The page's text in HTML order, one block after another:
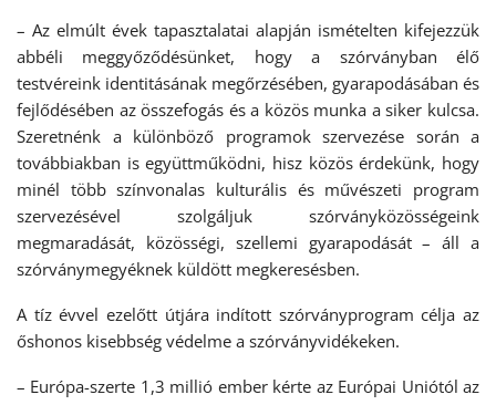
– Az elmúlt évek tapasztalatai alapján ismételten kifejezzük
abbéli meggyőződésünket, hogy a szórványban élő
testvéreink identitásának megőrzésében, gyarapodásában és
fejlődésében az összefogás és a közös munka a siker kulcsa.
Szeretnénk a különböző programok szervezése során a
továbbiakban is együttműködni, hisz közös érdekünk, hogy
minél több színvonalas kulturális és művészeti program
szervezésével szolgáljuk szórványközösségeink
megmaradását, közösségi, szellemi gyarapodását – áll a
szórványmegyéknek küldött megkeresésben.
A tíz évvel ezelőtt útjára indított szórványprogram célja az
őshonos kisebbség védelme a szórványvidékeken.
– Európa-szerte 1,3 millió ember kérte az Európai Uniótól az